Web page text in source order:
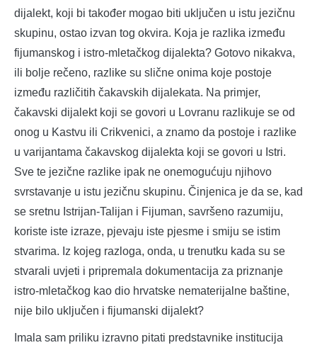
dijalekt, koji bi također mogao biti uključen u istu jezičnu
skupinu, ostao izvan tog okvira. Koja je razlika između
fijumanskog i istro-mletačkog dijalekta? Gotovo nikakva,
ili bolje rečeno, razlike su slične onima koje postoje
između različitih čakavskih dijalekata. Na primjer,
čakavski dijalekt koji se govori u Lovranu razlikuje se od
onog u Kastvu ili Crikvenici, a znamo da postoje i razlike
u varijantama čakavskog dijalekta koji se govori u Istri.
Sve te jezične razlike ipak ne onemogućuju njihovo
svrstavanje u istu jezičnu skupinu. Činjenica je da se, kad
se sretnu Istrijan-Talijan i Fijuman, savršeno razumiju,
koriste iste izraze, pjevaju iste pjesme i smiju se istim
stvarima. Iz kojeg razloga, onda, u trenutku kada su se
stvarali uvjeti i pripremala dokumentacija za priznanje
istro-mletačkog kao dio hrvatske nematerijalne baštine,
nije bilo uključen i fijumanski dijalekt?
Imala sam priliku izravno pitati predstavnike institucija